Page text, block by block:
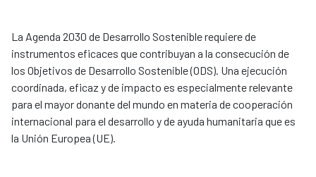
La Agenda 2030 de Desarrollo Sostenible requiere de
instrumentos eficaces que contribuyan a la consecución de
los Objetivos de Desarrollo Sostenible (ODS). Una ejecución
coordinada, eficaz y de impacto es especialmente relevante
para el mayor donante del mundo en materia de cooperación
internacional para el desarrollo y de ayuda humanitaria que es
la Unión Europea (UE).